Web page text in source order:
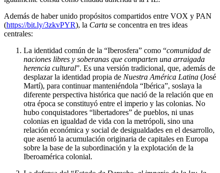
Además de haber unido propósitos compartidos entre VOX y PAN
(https://bit.ly/3zkvPYR), la Carta se concentra en tres ideas
centrales:
La identidad común de la “Iberosfera” como “comunidad de
naciones libres y soberanas que comparten una arraigada
herencia cultural”. Es una versión tradicional, que, además de
desplazar la identidad propia de Nuestra América Latina (José
Martí), para continuar manteniéndola “Ibérica”, soslaya la
diferente perspectiva histórica que nació de la relación que en
otra época se constituyó entre el imperio y las colonias. No
hubo conquistadores “libertadores” de pueblos, ni unas
colonias en igualdad de vida con la metrópoli, sino una
relación económica y social de desigualdades en el desarrollo,
que asentó la acumulación originaria de capitales en Europa
sobre la base de la subordinación y la explotación de la
Iberoamérica colonial.